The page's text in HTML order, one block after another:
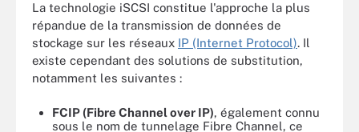
La technologie iSCSI constitue l'approche la plus
répandue de la transmission de données de
stockage sur les réseaux IP (Internet Protocol). Il
existe cependant des solutions de substitution,
notamment les suivantes :
FCIP (Fibre Channel over IP), également connu
sous le nom de tunnelage Fibre Channel, ce